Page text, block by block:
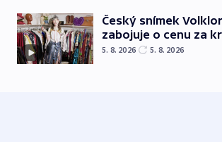
Český snímek
zabojuje o cenu za
5. 8. 2026 5. 8. 2026